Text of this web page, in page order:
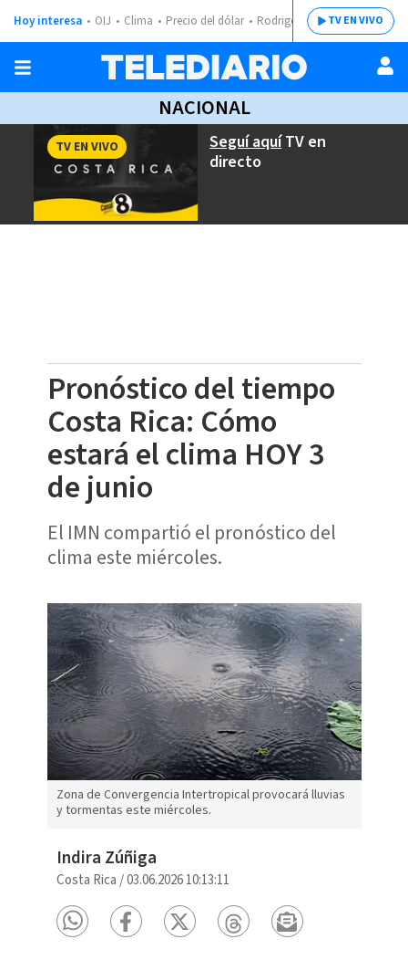
Hoy interesa OIJ Clima Precio del dólar Rodrigo ChavesTV EN VIVO
NACIONAL
Seguí aquíTV en
directo
TV EN VIVO
Pronóstico del tiempo
Costa Rica: Cómo
estará el clima HOY 3
de junio
El IMN compartió el pronóstico del
clima este miércoles.
Zona de Convergencia Intertropical provocará lluvias
y tormentas este miércoles.
Indira Zúñiga
Costa Rica /03.06.2026 10:13:11